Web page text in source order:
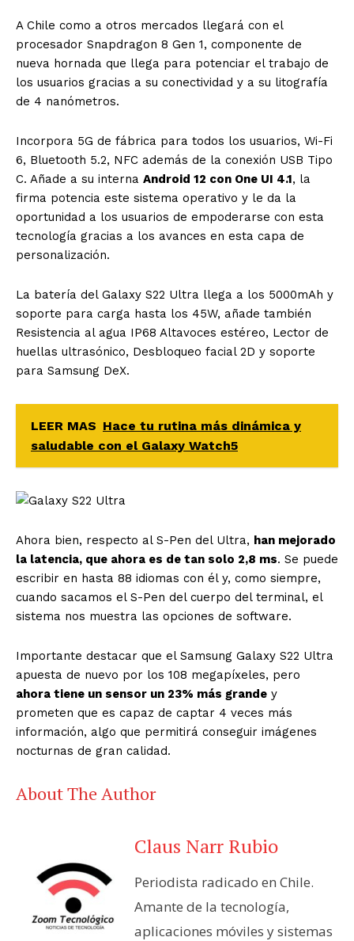
A Chile como a otros mercados llegará con el
procesador Snapdragon 8 Gen 1, componente de
nueva hornada que llega para potenciar el trabajo de
los usuarios gracias a su conectividad y a su litografía
de 4 nanómetros.
Incorpora 5G de fábrica para todos los usuarios, Wi-Fi
6, Bluetooth 5.2, NFC además de la conexión USB Tipo
C. Añade a su interna Android 12 con One UI 4.1, la
firma potencia este sistema operativo y le da la
oportunidad a los usuarios de empoderarse con esta
tecnología gracias a los avances en esta capa de
personalización.
La batería del Galaxy S22 Ultra llega a los 5000mAh y
soporte para carga hasta los 45W, añade también
Resistencia al agua IP68 Altavoces estéreo, Lector de
huellas ultrasónico, Desbloqueo facial 2D y soporte
para Samsung DeX.
LEER MAS Hace tu rutina más dinámica y
saludable con el Galaxy Watch5
Ahora bien, respecto al S-Pen del Ultra, han mejorado
la latencia, que ahora es de tan solo 2,8 ms. Se puede
escribir en hasta 88 idiomas con él y, como siempre,
cuando sacamos el S-Pen del cuerpo del terminal, el
sistema nos muestra las opciones de software.
Importante destacar que el Samsung Galaxy S22 Ultra
apuesta de nuevo por los 108 megapíxeles, pero
ahora tiene un sensor un 23% más grande y
prometen que es capaz de captar 4 veces más
información, algo que permitirá conseguir imágenes
nocturnas de gran calidad.
About The Author
Claus Narr Rubio
Periodista radicado en Chile.
Amante de la tecnología,
aplicaciones móviles y sistemas